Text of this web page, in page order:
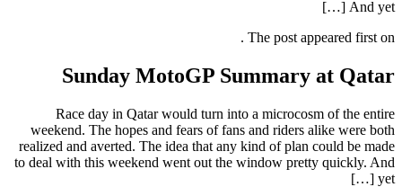
And yet […]
The post appeared first on .
Sunday MotoGP Summary at Qatar
Race day in Qatar would turn into a microcosm of the entire
weekend. The hopes and fears of fans and riders alike were both
realized and averted. The idea that any kind of plan could be made
to deal with this weekend went out the window pretty quickly. And
yet […]